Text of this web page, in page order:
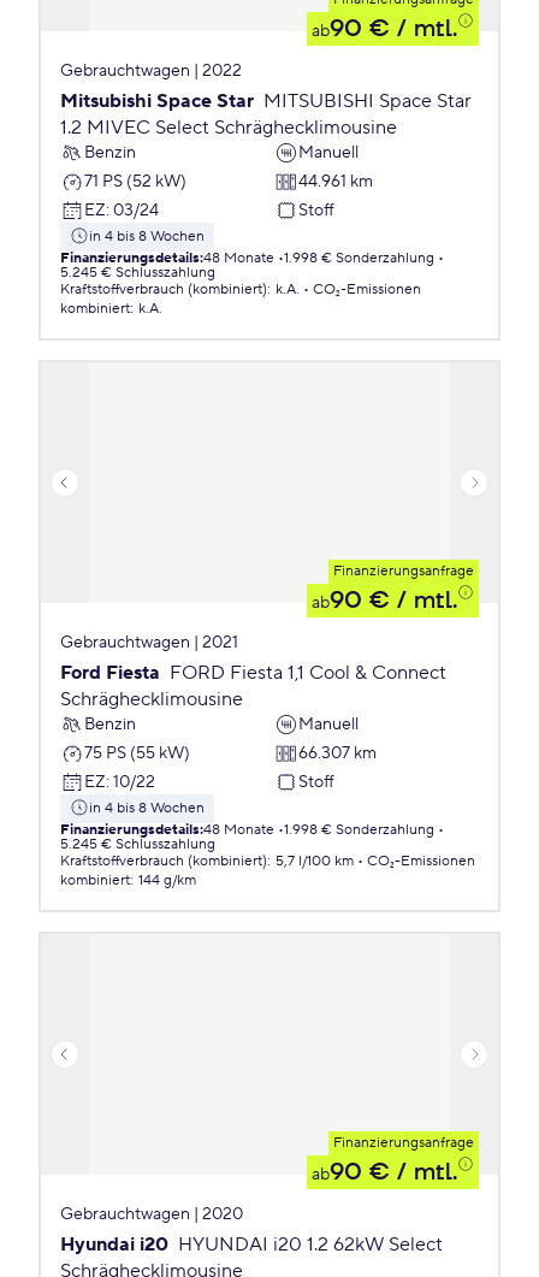
ab90 € / mtl.
Gebrauchtwagen | 2022
Mitsubishi Space Star MITSUBISHI Space Star
1.2 MIVEC Select Schräghecklimousine
Benzin
Manuell
71 PS (52 kW)
44.961 km
EZ: 03/24 Stoff
in 4 bis 8 Wochen
Finanzierungsdetails:48 Monate 1.998 € Sonderzahlung
5.245 € Schlusszahlung
Kraftstoffverbrauch (kombiniert): k.A.
CO₂-Emissionen
kombiniert: k.A.
Finanzierungsanfrage
ab90 € / mtl.
Gebrauchtwagen | 2021
Ford Fiesta FORD Fiesta 1,1 Cool & Connect
Schräghecklimousine
Benzin
Manuell
75 PS (55 kW)
66.307 km
EZ: 10/22 Stoff
in 4 bis 8 Wochen
Finanzierungsdetails:48 Monate 1.998 € Sonderzahlung
5.245 € Schlusszahlung
Kraftstoffverbrauch (kombiniert): 5,7 l/100 km
CO₂-Emissionen
kombiniert: 144 g/km
Finanzierungsanfrage
ab90 € / mtl.
Gebrauchtwagen | 2020
Hyundai i20 HYUNDAI i20 1.2 62kW Select
Schräghecklimousine